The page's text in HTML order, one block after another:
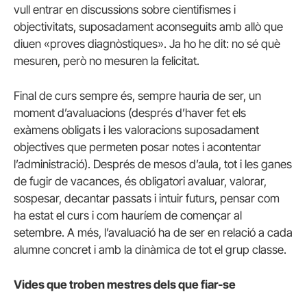
vull entrar en discussions sobre cientifismes i
objectivitats, suposadament aconseguits amb allò que
diuen «proves diagnòstiques». Ja ho he dit: no sé què
mesuren, però no mesuren la felicitat.
Final de curs sempre és, sempre hauria de ser, un
moment d’avaluacions (després d’haver fet els
exàmens obligats i les valoracions suposadament
objectives que permeten posar notes i acontentar
l’administració). Després de mesos d’aula, tot i les ganes
de fugir de vacances, és obligatori avaluar, valorar,
sospesar, decantar passats i intuir futurs, pensar com
ha estat el curs i com hauríem de començar al
setembre. A més, l’avaluació ha de ser en relació a cada
alumne concret i amb la dinàmica de tot el grup classe.
Vides que troben mestres dels que fiar-se